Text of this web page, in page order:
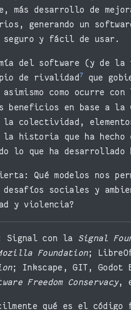
más desarrollo de
generando un
y fácil de usar.
del software (y de la
de rivalidad 7
que
como ocurre
beneficios en base a la
colectividad,
historia que ha hecho
lo que ha desarrollado
Qué modelos nos
sociales y
y violencia?
Signal con la Signal
Foundation;
; Inkscape, GIT, Godot
Freedom Conservacy,
qué es el código